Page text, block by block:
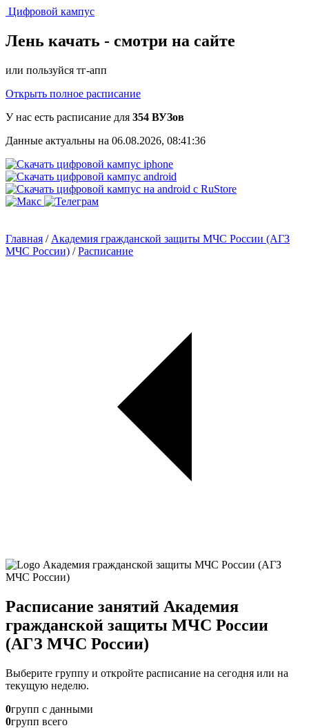
Цифровой кампус
Лень качать - смотри на сайте
или пользуйся тг-апп
Открыть полное расписание
У нас есть расписание для 354 ВУЗов
Данные актуальны на 06.08.2026, 08:41:36
Главная / Академия гражданской защиты МЧС России (АГЗ
МЧС России) /Расписание
Расписание занятий Академия
гражданской защиты МЧС России
(АГЗ МЧС России)
Выберите группу и откройте расписание на сегодня или на
текущую неделю.
0групп с данными
0групп всего